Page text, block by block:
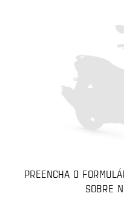
PREENCHA O
SOBRE